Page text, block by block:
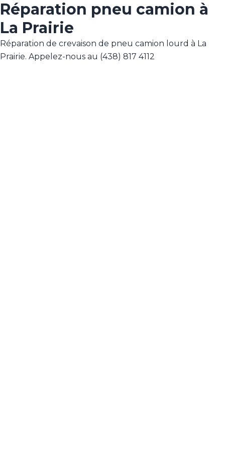
Réparation pneu camion à
La Prairie
Réparation de crevaison de pneu camion lourd à La
Prairie. Appelez-nous au (438) 817 4112